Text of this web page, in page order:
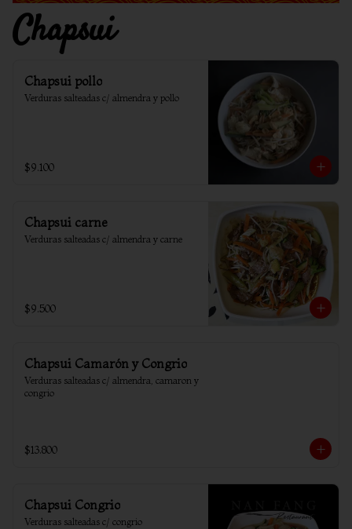
Chapsui
Chapsui pollo
Verduras salteadas c/ almendra y pollo
$9.100
Chapsui carne
Verduras salteadas c/ almendra y carne
$9.500
Chapsui Camarón y Congrio
Verduras salteadas c/ almendra, camaron y
congrio
$13.800
Chapsui Congrio
Verduras salteadas c/ congrio